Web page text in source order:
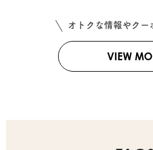
オトクな情報やクー
VIEW